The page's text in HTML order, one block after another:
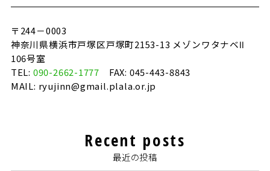
〒244－0003
神奈川県横浜市戸塚区戸塚町2153-13 メゾンワタナベⅡ
106号室
TEL: 090-2662-1777 FAX: 045-443-8843
MAIL: ryujinn@gmail.plala.or.jp
Recent posts
最近の投稿